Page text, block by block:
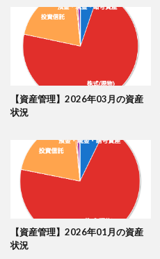
【資産管理】2026年03月の資産
状況
【資産管理】2026年01月の資産
状況